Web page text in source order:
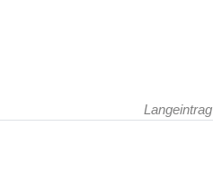
Langeintrag